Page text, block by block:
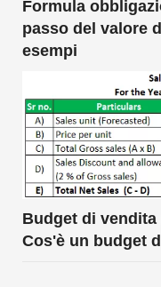
Formula
passo del valore
esempi
Budget di
Cos'è un budget